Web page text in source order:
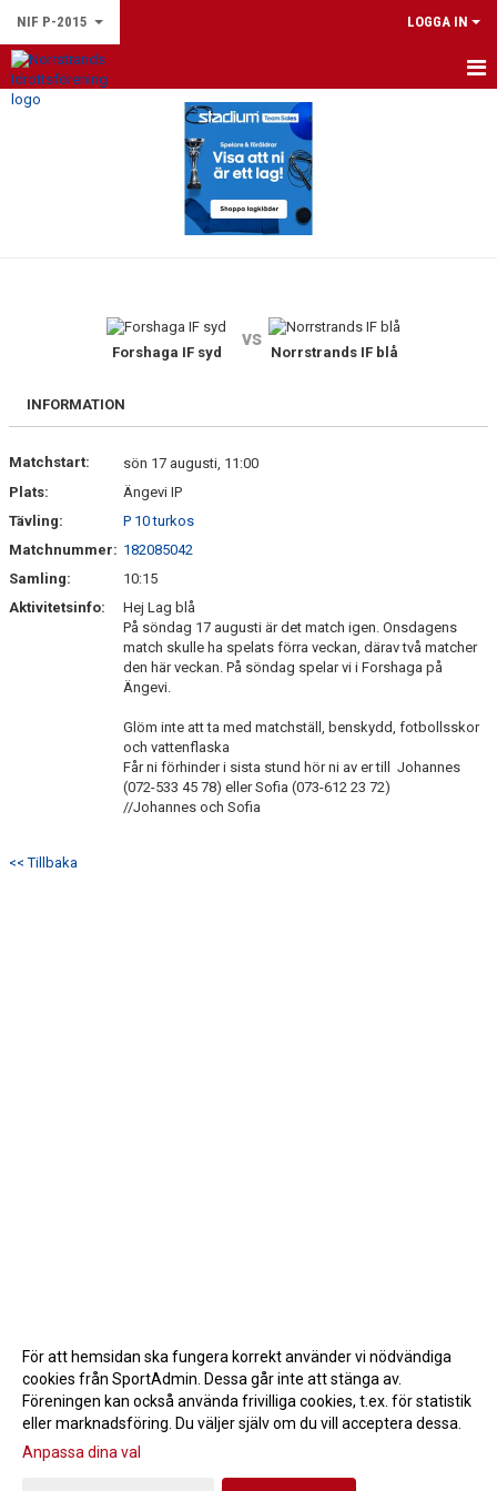
NIF P-2015 LOGGA IN
HEM
DOKUMENT
Forshaga IF syd
vs
Norrstrands IF blå
INFORMATION
Matchstart:
sön 17 augusti, 11:00
Plats:
Ängevi IP
Tävling:
P 10 turkos
Matchnummer: 182085042
Samling:
10:15
Aktivitetsinfo:
Hej Lag blå
På söndag 17 augusti är det match igen. Onsdagens
match skulle ha spelats förra veckan, därav två matcher
den här veckan. På söndag spelar vi i Forshaga på
Ängevi.
Glöm inte att ta med matchställ, benskydd, fotbollsskor
och vattenflaska
Får ni förhinder i sista stund hör ni av er till Johannes
(072-533 45 78) eller Sofia (073-612 23 72)
//Johannes och Sofia
<< Tillbaka
Gå till Webbversion
För att hemsidan ska fungera korrekt använder vi nödvändiga
cookies från SportAdmin. Dessa går inte att stänga av.
Föreningen kan också använda frivilliga cookies, t.ex. för statistik
eller marknadsföring. Du väljer själv om du vill acceptera dessa.
Anpassa dina val